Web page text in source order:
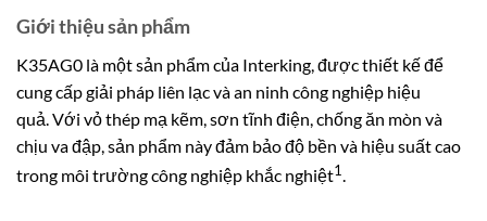
Giới thiệu sản phẩm
K35AG0 là một sản phẩm của Interking, được thiết kế để
cung cấp giải pháp liên lạc và an ninh công nghiệp hiệu
quả.Với vỏ thép mạ kẽm, sơn tĩnh điện, chống ăn mòn và
chịu va đập, sản phẩm này đảm bảo độ bền và hiệu suất cao
trong môi trường công nghiệp khắc nghiệt1.